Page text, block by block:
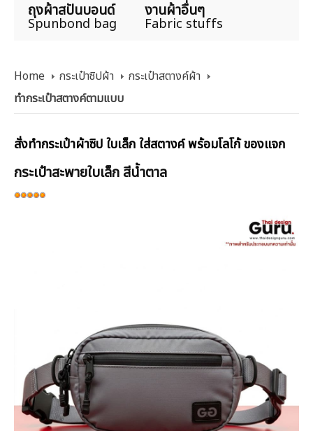
ถุงผ้าสปันบอนด์
Spunbond bag
งานผ้าอื่นๆ
Fabric stuffs
Home กระเป๋าซิปผ้า
กระเป๋าสตางค์ผ้า
ทำกระเป๋าสตางค์ตามแบบ
สั่งทำกระเป๋าผ้าซิป ใบเล็ก ใส่สตางค์ พร้อมโลโก้ ของแจก
กระเป๋าสะพายใบเล็ก สีน้ำตาล
ให้